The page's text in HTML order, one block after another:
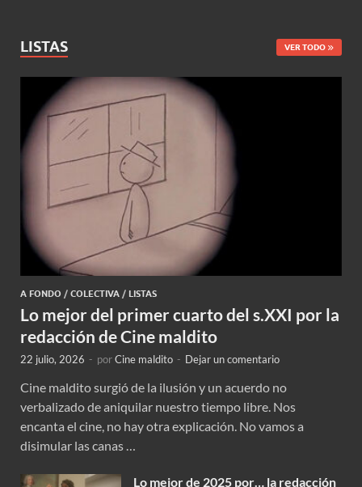
LISTAS VER TODO
A FONDO / COLECTIVA / LISTAS
Lo mejor del primer cuarto del s.XXI por la
redacción de Cine maldito
22 julio, 2026 - porCine maldito - Dejar un comentario
Cine maldito surgió de la ilusión y un acuerdo no
verbalizado de aniquilar nuestro tiempo libre. Nos
encanta el cine, no hay otra explicación. No vamos a
disimular las canas …
Lo mejor de 2025 por… la redacción